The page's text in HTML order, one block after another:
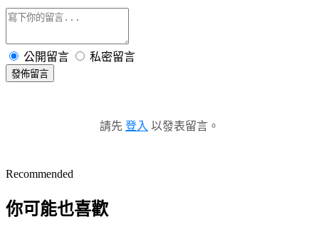
公開留言 私密留言
發佈留言
請先 登入 以發表留言。
Recommended
你可能也喜歡